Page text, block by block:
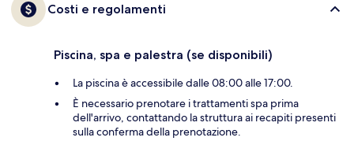
Costi e regolamenti
Piscina, spa e palestra (se disponibili)
La piscina è accessibile dalle 08:00 alle 17:00.
È necessario prenotare i trattamenti spa prima
dell'arrivo, contattando la struttura ai recapiti presenti
sulla conferma della prenotazione.